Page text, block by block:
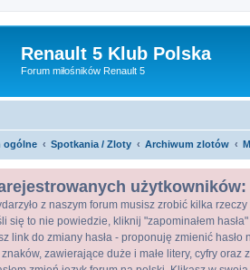
Renault 5 Klub Polska
Forum miłośników Renault 5
ogólne Spotkania / Zloty Archiwum zlotów
użytkowników:
z naszym forum musisz zrobić kilka
się to nie powiedzie, kliknij "zapominałem hasła"
link do zmiany hasła - proponuję zmienić hasło
zawierające duże i małe litery, cyfry